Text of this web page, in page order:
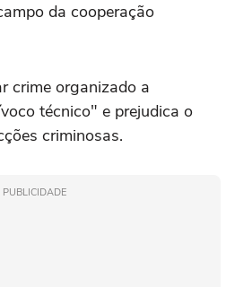
da cooperação
crime organizado a
técnico" e prejudica o
criminosas.
PUBLICIDADE